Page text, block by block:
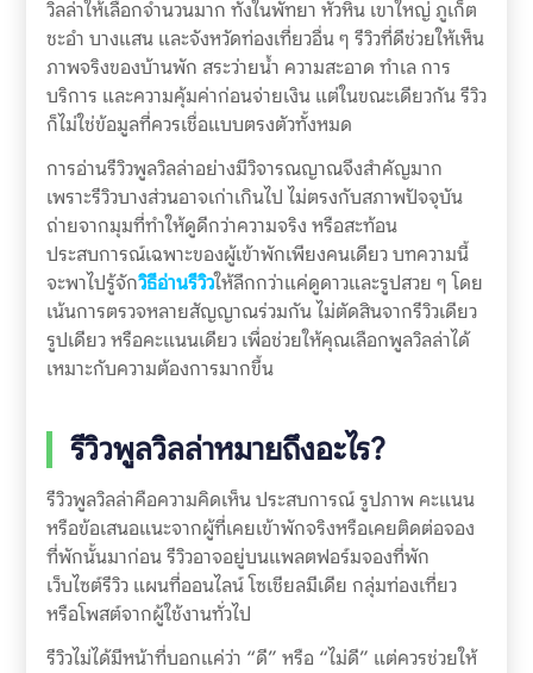
วิลล่าให้เลือกจำนวนมาก ทั้งในพัทยา หัวหิน เขาใหญ่ ภูเก็ต
ชะอำ บางแสน และจังหวัดท่องเที่ยวอื่น ๆ รีวิวที่ดีช่วยให้เห็น
ภาพจริงของบ้านพัก สระว่ายน้ำ ความสะอาด ทำเล การ
บริการ และความคุ้มค่าก่อนจ่ายเงิน แต่ในขณะเดียวกัน รีวิว
ก็ไม่ใช่ข้อมูลที่ควรเชื่อแบบตรงตัวทั้งหมด
การอ่านรีวิวพูลวิลล่าอย่างมีวิจารณญาณจึงสำคัญมาก
เพราะรีวิวบางส่วนอาจเก่าเกินไป ไม่ตรงกับสภาพปัจจุบัน
ถ่ายจากมุมที่ทำให้ดูดีกว่าความจริง หรือสะท้อน
ประสบการณ์เฉพาะของผู้เข้าพักเพียงคนเดียว บทความนี้
จะพาไปรู้จักวิธีอ่านรีวิวให้ลึกกว่าแค่ดูดาวและรูปสวย ๆ โดย
เน้นการตรวจหลายสัญญาณร่วมกัน ไม่ตัดสินจากรีวิวเดียว
รูปเดียว หรือคะแนนเดียว เพื่อช่วยให้คุณเลือกพูลวิลล่าได้
เหมาะกับความต้องการมากขึ้น
รีวิวพูลวิลล่าหมายถึงอะไร?
รีวิวพูลวิลล่าคือความคิดเห็น ประสบการณ์ รูปภาพ คะแนน
หรือข้อเสนอแนะจากผู้ที่เคยเข้าพักจริงหรือเคยติดต่อจอง
ที่พักนั้นมาก่อน รีวิวอาจอยู่บนแพลตฟอร์มจองที่พัก
เว็บไซต์รีวิว แผนที่ออนไลน์ โซเชียลมีเดีย กลุ่มท่องเที่ยว
หรือโพสต์จากผู้ใช้งานทั่วไป
รีวิวไม่ได้มีหน้าที่บอกแค่ว่า “ดี” หรือ “ไม่ดี” แต่ควรช่วยให้